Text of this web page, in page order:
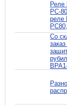
Реле
РС-
реле
Со